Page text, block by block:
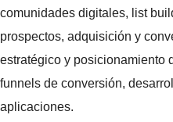
comunidades digitales, list
prospectos, adquisición y
estratégico y posicionamiento
funnels de conversión,
aplicaciones.